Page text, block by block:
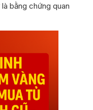
bằng chứng quan